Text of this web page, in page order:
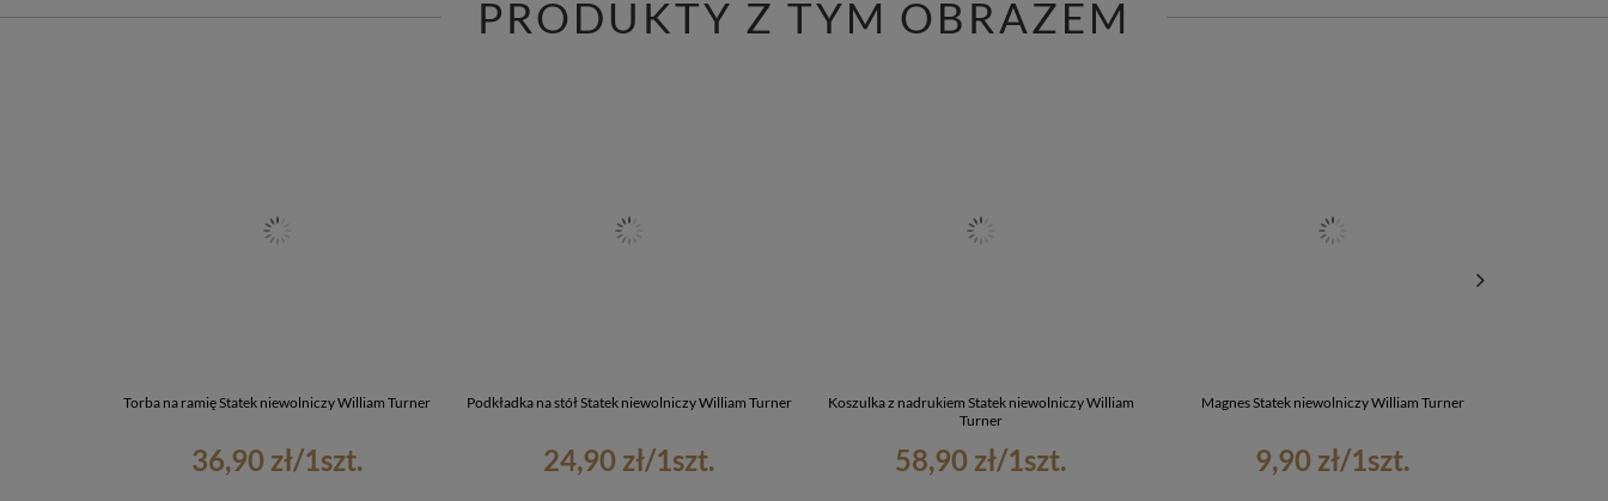
PRODUKTY Z TYM OBRAZEM
Torba na ramię Statek niewolniczy William Turner
36,90 zł/1szt.
Podkładka na stół Statek niewolniczy William Turner
24,90 zł/1szt.
Koszulka z nadrukiem Statek niewolniczy William
Turner
58,90 zł/1szt.
Magnes Statek niewolniczy William Turner
9,90 zł/1szt.